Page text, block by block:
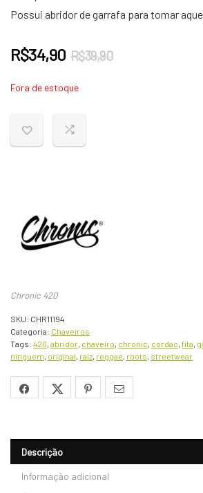
Possui abridor de garrafa para tomar
R$39,90O
R$34,90
O
Fora de estoque
Chronic 420
SKU: CHR11194
Categoria: Chaveiros
Tags: 420, abridor, chaveiro, chronic, cordao, fita,
ninguem, original, raiz, reggae, roots, streetwear
Descrição
Informação adicional